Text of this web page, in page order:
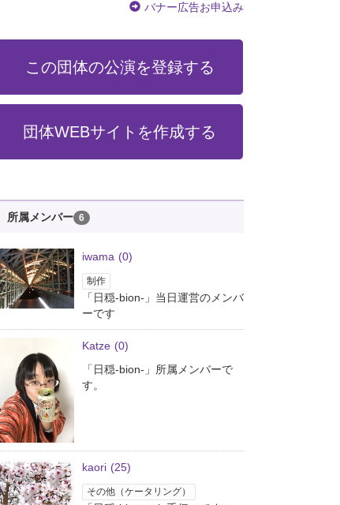
バナー広告お申込み
この団体の公演を登録する
団体WEBサイトを作成する
所属メンバー 6
iwama (0)
制作
「日穏-bion-」当日運営のメンバ
ーです
Katze (0)
「日穏-bion-」所属メンバーで
す。
kaori (25)
その他（ケータリング）